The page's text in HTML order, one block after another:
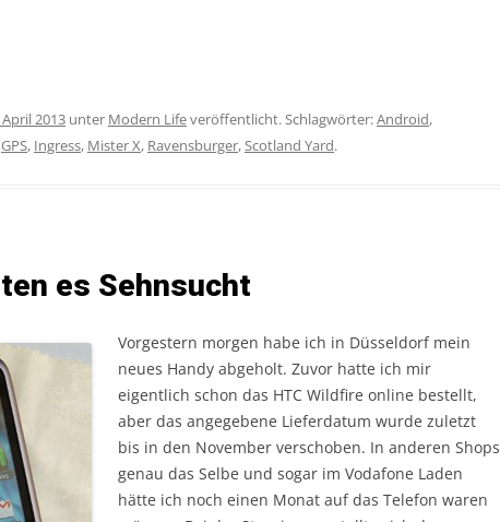
2013 unter Modern Lifeveröffentlicht. Schlagwörter:Android,
GPS, Ingress, Mister X, Ravensburger,Scotland Yard.
es Sehnsucht
Vorgestern morgen habe ich in Düsseldorf mein
neues Handy abgeholt. Zuvor hatte ich mir
eigentlich schon das HTC Wildfire online bestellt,
aber das angegebene Lieferdatum wurde zuletzt
bis in den November verschoben. In anderen Shops
genau das Selbe und sogar im Vodafone Laden
hätte ich noch einen Monat auf das Telefon waren